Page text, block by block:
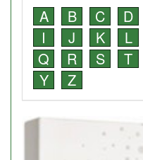
A B C D
I
J K L
Q
R S T
Y
Z